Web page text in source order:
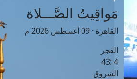
مَواقِيتُ الصَّـــلاة
القاهرة · 09 أغسطس 2026 م
الفجر
4 :43
الشروق